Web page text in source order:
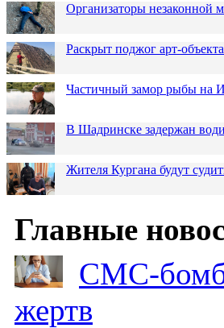
Организаторы незаконной
Раскрыт поджог арт-
Частичный замор рыбы на
В Шадринске задержан
Жителя Кургана будут
Главные
СМС-
жертв